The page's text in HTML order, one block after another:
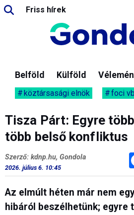
Friss hírek
Belföld Külföld
köztársasági elnök foci
Tisza Párt: Egyre
több belső konfliktus
Szerző: kdnp.hu, Gondola
2026. július 6. 10:45
Az elmúlt héten már nem
hibáról beszélhetünk; egyre